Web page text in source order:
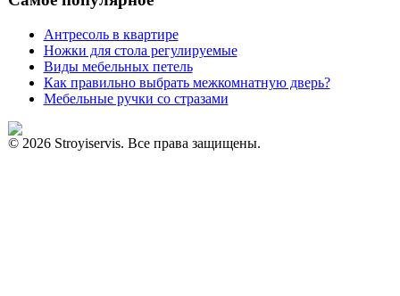
Антресоль в квартире
Ножки для стола регулируемые
Виды мебельных петель
Как правильно выбрать межкомнатную дверь?
Мебельные ручки со стразами
© 2026 Stroyiservis. Все права защищены.